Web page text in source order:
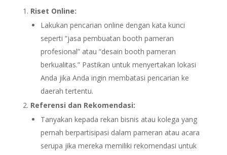
Riset Online:
Lakukan pencarian online dengan kata kunci
seperti “jasa pembuatan booth pameran
profesional” atau “desain booth pameran
berkualitas.” Pastikan untuk menyertakan lokasi
Anda jika Anda ingin membatasi pencarian ke
daerah tertentu.
Referensi dan Rekomendasi:
Tanyakan kepada rekan bisnis atau kolega yang
pernah berpartisipasi dalam pameran atau acara
serupa jika mereka memiliki rekomendasi untuk